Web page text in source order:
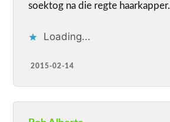
soektog na die regte haarkapper.
Loading...
2015-02-14